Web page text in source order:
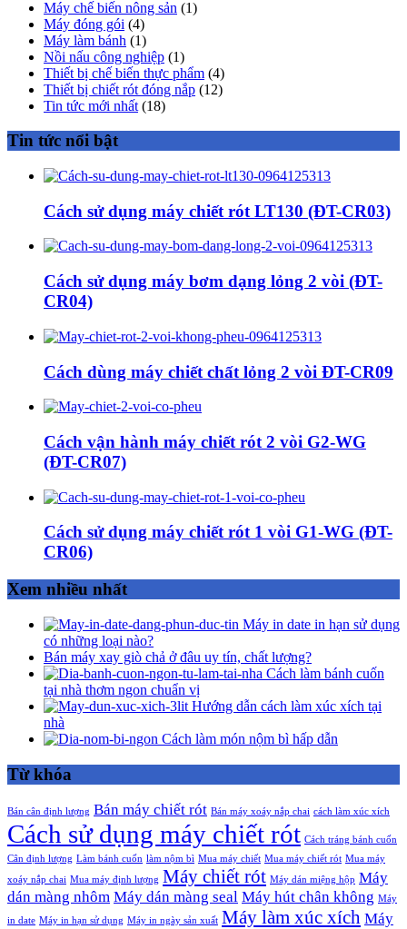
Máy chế biến nông sản (1)
Máy đóng gói (4)
Máy làm bánh (1)
Nồi nấu công nghiệp (1)
Thiết bị chế biến thực phẩm (4)
Thiết bị chiết rót đóng nắp (12)
Tin tức mới nhất (18)
Tin tức nổi bật
Cách sử dụng máy chiết rót LT130 (ĐT-CR03)
Cách sử dụng máy bơm dạng lỏng 2 vòi (ĐT-
CR04)
Cách dùng máy chiết chất lỏng 2 vòi ĐT-CR09
Cách vận hành máy chiết rót 2 vòi G2-WG
(ĐT-CR07)
Cách sử dụng máy chiết rót 1 vòi G1-WG (ĐT-
CR06)
Xem nhiều nhất
Máy in date in hạn sử dụng
có những loại nào?
Bán máy xay giò chả ở đâu uy tín, chất lượng?
Cách làm bánh cuốn
tại nhà thơm ngon chuẩn vị
Hướng dẫn cách làm xúc xích tại
nhà
Cách làm món nộm bì hấp dẫn
Từ khóa
Bán cân định lượng Bán máy chiết rót Bán máy xoáy nắp chai cách làm xúc xích
Cách sử dụng máy chiết rót Cách tráng bánh cuốn
Cân định lượng Làm bánh cuốn làm nộm bì Mua máy chiết Mua máy chiết rót Mua máy
xoáy nắp chai Mua máy định lượng Máy chiết rót Máy dán miệng hộp Máy
dán màng nhôm Máy dán màng seal Máy hút chân không Máy
in date Máy in hạn sử dụng Máy in ngày sản xuất Máy làm xúc xích Máy